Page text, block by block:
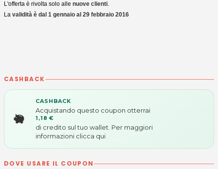
L'offerta è rivolta solo alle nuove clienti.
La validità è dal 1 gennaio al 29 febbraio 2016
CASHBACK
CASHBACK
Acquistando questo coupon otterrai
1,18 €
di credito sul tuo wallet. Per maggiori
informazioni clicca qui
DOVE USARE IL COUPON